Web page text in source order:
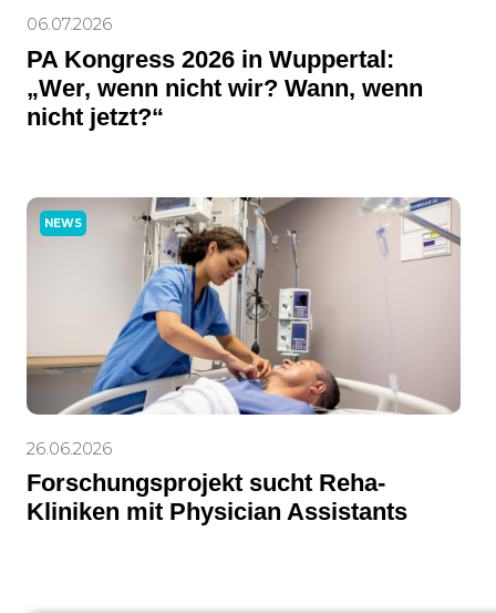
06.07.2026
PA Kongress 2026 in Wuppertal:
„Wer, wenn nicht wir? Wann, wenn
nicht jetzt?“
NEWS
26.06.2026
Forschungsprojekt sucht Reha-
Kliniken mit Physician Assistants